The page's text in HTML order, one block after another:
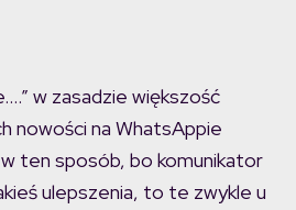
w zasadzie większość
nowości na WhatsAppie
ten sposób, bo komunikator
ulepszenia, to te zwykle u